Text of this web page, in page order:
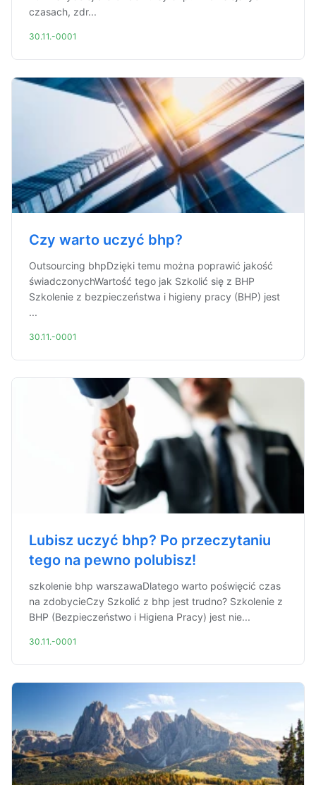
czasach, zdr...
30.11.-0001
Czy warto uczyć bhp?
Outsourcing bhpDzięki temu można poprawić jakość
świadczonychWartość tego jak Szkolić się z BHP
Szkolenie z bezpieczeństwa i higieny pracy (BHP) jest
...
30.11.-0001
Lubisz uczyć bhp? Po przeczytaniu
tego na pewno polubisz!
szkolenie bhp warszawaDlatego warto poświęcić czas
na zdobycieCzy Szkolić z bhp jest trudno? Szkolenie z
BHP (Bezpieczeństwo i Higiena Pracy) jest nie...
30.11.-0001